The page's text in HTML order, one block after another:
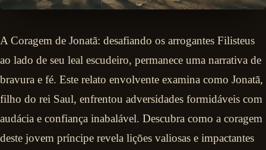
A Coragem de Jonatã: desafiando os arrogantes Filisteus
ao lado de seu leal escudeiro, permanece uma narrativa de
bravura e fé. Este relato envolvente examina como Jonatã,
filho do rei Saul, enfrentou adversidades formidáveis com
audácia e confiança inabalável. Descubra como a coragem
deste jovem príncipe revela lições valiosas e impactantes